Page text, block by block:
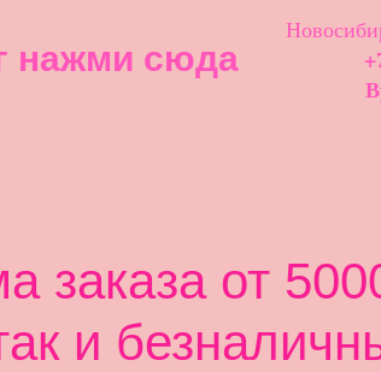
заказа от
и
нажми сюда +